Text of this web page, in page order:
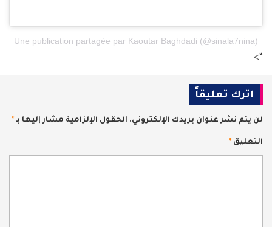
Une publication partagée par Kaoutar Baghdadi (@sinala7nina)
“>
اترك تعليقاً
لن يتم نشر عنوان بريدك الإلكتروني. الحقول الإلزامية مشار إليها بـ *
التعليق *